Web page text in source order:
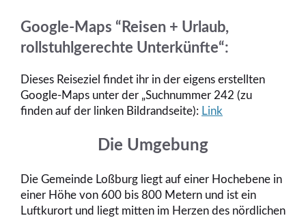
Google-Maps “Reisen + Urlaub,
rollstuhlgerechte Unterkünfte“:
Dieses Reiseziel findet ihr in der eigens erstellten
Google-Maps unter der „Suchnummer 242 (zu
finden auf der linken Bildrandseite): Link
Die Umgebung
Die Gemeinde Loßburg liegt auf einer Hochebene in
einer Höhe von 600 bis 800 Metern und ist ein
Luftkurort und liegt mitten im Herzen des nördlichen